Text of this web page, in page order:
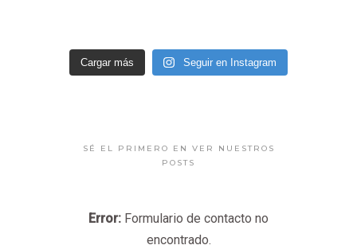
Cargar más Seguir en Instagram
SÉ EL PRIMERO EN VER NUESTROS
POSTS
Error: Formulario de contacto no
encontrado.